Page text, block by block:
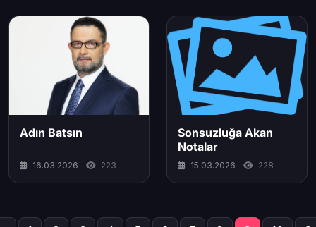
Adın Batsın
16.03.2026 223
Sonsuzluğa Akan
Notalar
15.03.2026 228